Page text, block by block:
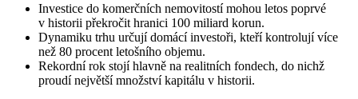
Investice do komerčních nemovitostí mohou letos poprvé
v historii překročit hranici 100 miliard korun.
Dynamiku trhu určují domácí investoři, kteří kontrolují více
než 80 procent letošního objemu.
Rekordní rok stojí hlavně na realitních fondech, do nichž
proudí největší množství kapitálu v historii.